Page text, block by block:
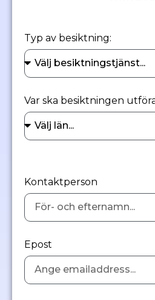
Typ av besiktning:
Var ska besiktningen
Kontaktperson
Epost